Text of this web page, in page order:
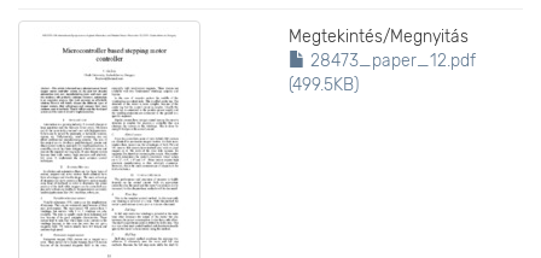
Megtekintés/Megnyitás
28473_paper_12.pdf
(499.5KB)